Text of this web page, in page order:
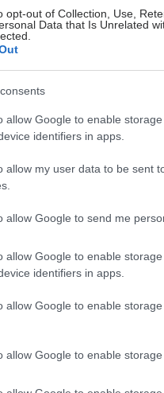
opt-out of Collection, Use,
Data that Is Unrelated
allow Google to enable
identifiers in apps.
allow my user data to be sent
allow Google to send me
allow Google to enable
identifiers in apps.
allow Google to enable
allow Google to enable
εστίασε στις
τραπέζι «Η
συντόνισε ο δρ
του Παν. Θεσσαλίας
του Αν.
Συμβουλάκη και του
Διευθυντή ΚΕΠΕΤ και
δράση για την υπέρταση, η
«Τα Φαρμακεία ως
του Αριστοτέλη
Βιολογίας ΠΚ